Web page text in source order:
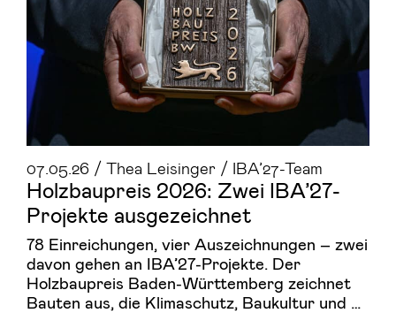
07.05.26 / Thea Leisinger / IBA’27-Team
Holz­bau­preis 2026: Zwei IBA’27-​
Projekte aus­ge­zeich­net
78 Einreichungen, vier Auszeichnungen – zwei
davon gehen an IBA’27-Projekte. Der
Holzbaupreis Baden-Württemberg zeichnet
Bauten aus, die Klimaschutz, Baukultur und …